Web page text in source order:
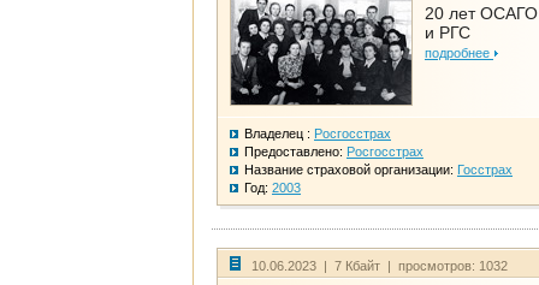
20 лет
и РГС
подробнее
Владелец : Росгосстрах
Предоставлено: Росгосстрах
Название страховой организации: Госстрах
Год: 2003
10.06.2023 | 7 Кбайт | просмотров: 1032